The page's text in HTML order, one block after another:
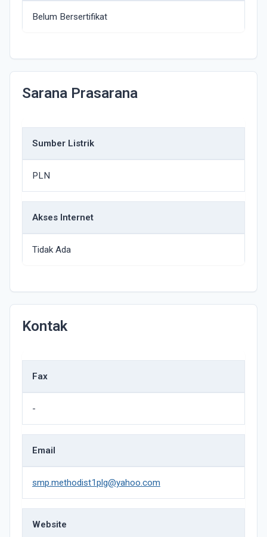
Belum Bersertifikat
Sarana Prasarana
Sumber Listrik
PLN
Akses Internet
Tidak Ada
Kontak
Fax
-
Email
smp.methodist1plg@yahoo.com
Website